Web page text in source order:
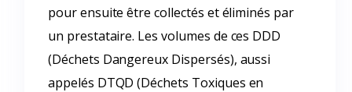
pour ensuite être collectés et éliminés par
un prestataire. Les volumes de ces DDD
(Déchets Dangereux Dispersés), aussi
appelés DTQD (Déchets Toxiques en